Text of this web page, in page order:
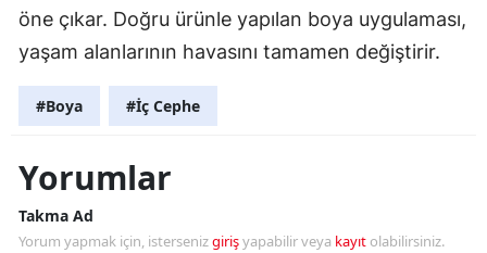
öne çıkar. Doğru ürünle yapılan boya uygulaması,
yaşam alanlarının havasını tamamen değiştirir.
#Boya #İç Cephe
Yorumlar
Takma Ad
Yorum yapmak için, istersenizgirişyapabilir veya kayıt olabilirsiniz.